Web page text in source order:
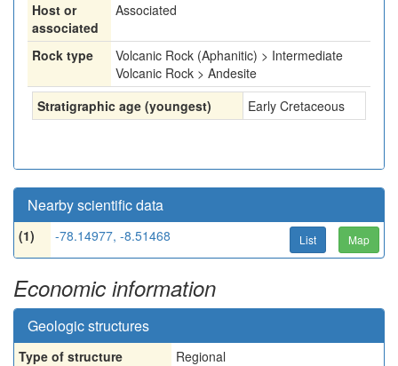
Host or
associated
Associated
Rock type
Volcanic Rock (Aphanitic) > Intermediate
Volcanic Rock > Andesite
Stratigraphic age (youngest)
Early Cretaceous
Nearby scientific data
(1) -78.14977, -8.51468 List Map
Economic information
Geologic structures
Type of structure Regional